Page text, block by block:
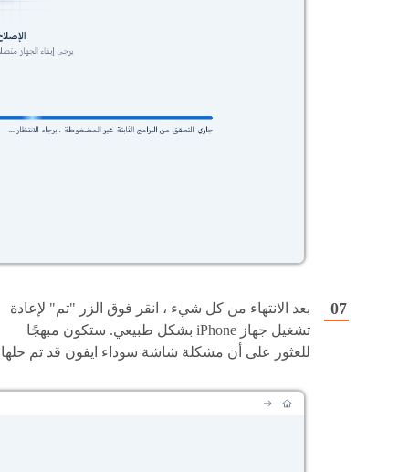
بعد الانتهاء من كل شيء ، انقر فوق الزر "تم" لإعادة
تشغيل جهاز iPhone بشكل طبيعي. ستكون مبهجًا
للعثور على أن مشكلة شاشة سوداء ايفون قد تم